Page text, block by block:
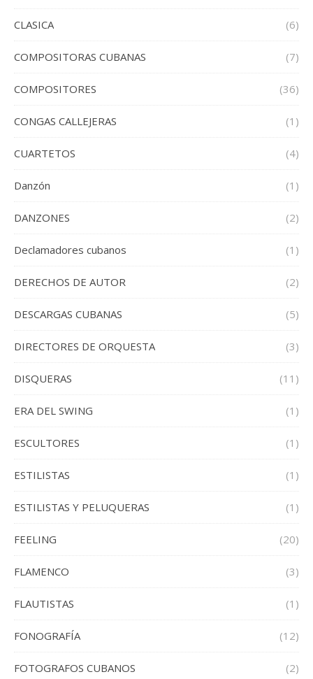
CLASICA (6)
COMPOSITORAS CUBANAS (7)
COMPOSITORES (36)
CONGAS CALLEJERAS (1)
CUARTETOS (4)
Danzón (1)
DANZONES (2)
Declamadores cubanos (1)
DERECHOS DE AUTOR (2)
DESCARGAS CUBANAS (5)
DIRECTORES DE ORQUESTA (3)
DISQUERAS (11)
ERA DEL SWING (1)
ESCULTORES (1)
ESTILISTAS (1)
ESTILISTAS Y PELUQUERAS (1)
FEELING (20)
FLAMENCO (3)
FLAUTISTAS (1)
FONOGRAFÍA (12)
FOTOGRAFOS CUBANOS (2)